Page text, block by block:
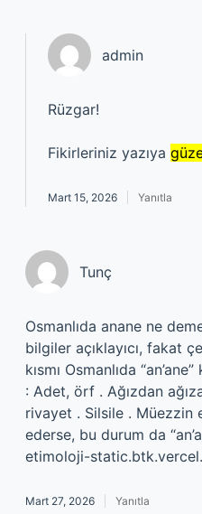
admin
Rüzgar!
Fikirleriniz yazıya
Mart 15, 2026 Yanıtla
Tunç
Osmanlıda anane ne
bilgiler açıklayıcı, fakat
kısmı Osmanlıda
: Adet, örf . Ağızdan
rivayet . Silsile . Müezzin
ederse, bu durum da
etimoloji-
Mart 27, 2026 Yanıtla